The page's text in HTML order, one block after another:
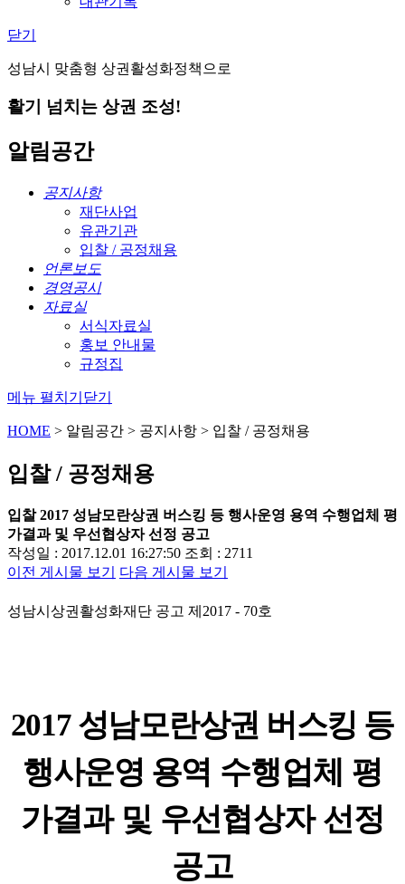
닫기
성남시 맞춤형 상권활성화정책으로
활기 넘치는 상권 조성!
알림공간
공지사항
재단사업
유관기관
입찰 / 공정채용
언론보도
경영공시
자료실
서식자료실
홍보 안내물
규정집
메뉴 펼치기 닫기
HOME > 알림공간 > 공지사항 > 입찰 / 공정채용
입찰 / 공정채용
입찰2017 성남모란상권 버스킹 등 행사운영 용역 수행업체 평
가결과 및 우선협상자 선정 공고
작성일 : 2017.12.01 16:27:50 조회 : 2711
이전 게시물 보기
다음 게시물 보기
성남시상권활성화재단 공고 제 2017 - 70호
2017 성남모란상권 버스킹 등
행사운영 용역 수행업체 평
가결과 및 우선협상자 선정
공고